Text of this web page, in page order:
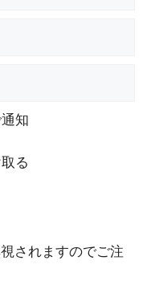
知
る
されますのでご注